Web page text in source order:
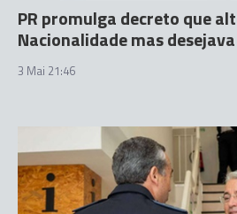
PR promulga decreto que
Nacionalidade mas
3 Mai 21:46